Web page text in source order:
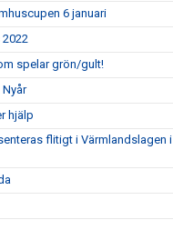
6 januari
spelar grön/gult!
hjälp
flitigt i Värmlandslagen i